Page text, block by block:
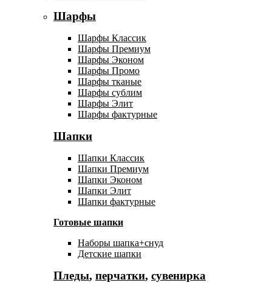
Шарфы
Шарфы Классик
Шарфы Премиум
Шарфы Эконом
Шарфы Промо
Шарфы тканые
Шарфы сублим
Шарфы Элит
Шарфы фактурные
Шапки
Шапки Классик
Шапки Премиум
Шапки Эконом
Шапки Элит
Шапки фактурные
Готовые шапки
Наборы шапка+снуд
Детские шапки
Пледы, перчатки, сувенирка